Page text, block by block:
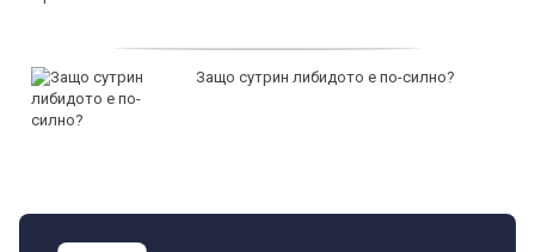
Защо сутрин либидото е по-силно?